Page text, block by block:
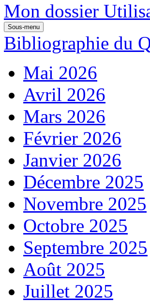
Mon dossier
Sous-menu
Bibliographie du
Mai 2026
Avril 2026
Mars 2026
Février 2026
Janvier 2026
Décembre 2025
Novembre 2025
Octobre 2025
Septembre 2025
Août 2025
Juillet 2025